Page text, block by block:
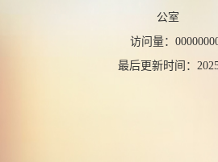
公室
访问量：
最后更新时间：